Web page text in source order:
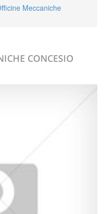
Meccaniche
CONCESIO